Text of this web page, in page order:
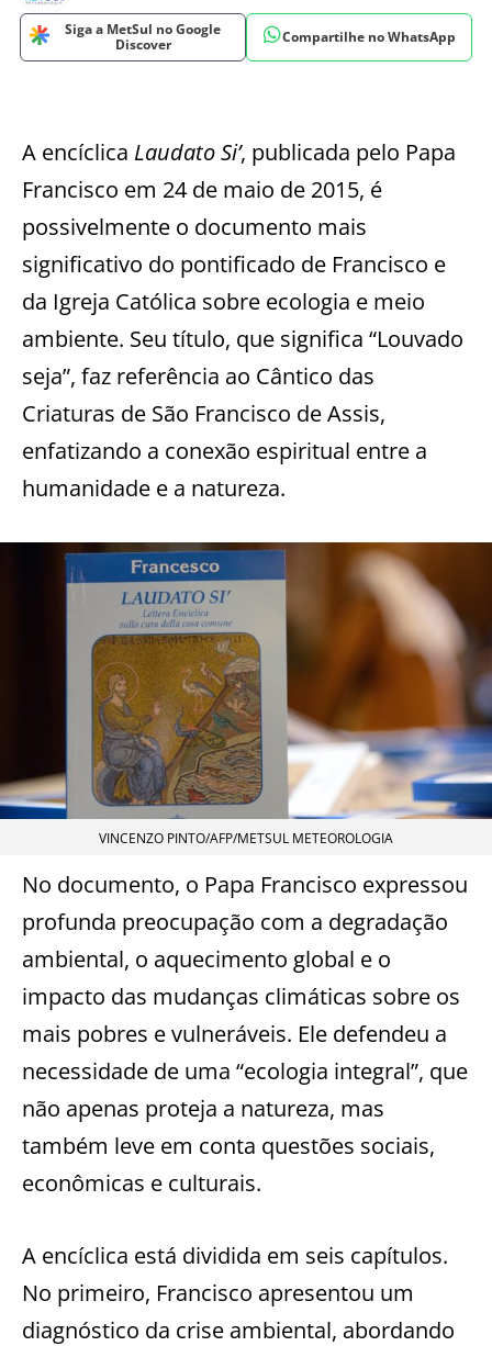
Siga a MetSul no Google
Discover
Compartilhe no WhatsApp
A encíclica Laudato Si’, publicada pelo Papa
Francisco em 24 de maio de 2015, é
possivelmente o documento mais
significativo do pontificado de Francisco e
da Igreja Católica sobre ecologia e meio
ambiente. Seu título, que significa “Louvado
seja”, faz referência ao Cântico das
Criaturas de São Francisco de Assis,
enfatizando a conexão espiritual entre a
humanidade e a natureza.
VINCENZO PINTO/AFP/METSUL METEOROLOGIA
No documento, o Papa Francisco expressou
profunda preocupação com a degradação
ambiental, o aquecimento global e o
impacto das mudanças climáticas sobre os
mais pobres e vulneráveis. Ele defendeu a
necessidade de uma “ecologia integral”, que
não apenas proteja a natureza, mas
também leve em conta questões sociais,
econômicas e culturais.
A encíclica está dividida em seis capítulos.
No primeiro, Francisco apresentou um
diagnóstico da crise ambiental, abordando